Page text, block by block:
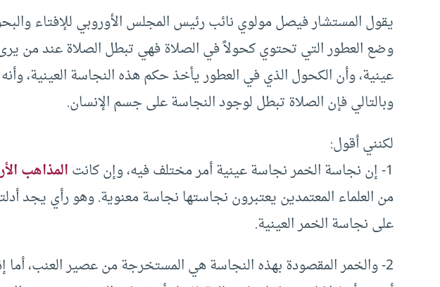
يقول المستشار فيصل مولوي نائب رئيس المجلس الأوروبي للإفتاء
وضع العطور التي تحتوي كحولاً في الصلاة فهي تبطل الصلاة عند من
عينية، وأن الكحول الذي في العطور يأخذ حكم هذه النجاسة العينية،
وبالتالي فإن الصلاة تبطل لوجود النجاسة على جسم الإنسان.
لكنني أقول:
1- إن نجاسة الخمر نجاسة عينية أمر مختلف فيه، وإن كانت
المذاهب
من العلماء المعتمدين يعتبرون نجاستها نجاسة معنوية. وهو رأي يجد
على نجاسة الخمر العينية.
2- والخمر المقصودة بهذه النجاسة هي المستخرجة من عصير العنب،